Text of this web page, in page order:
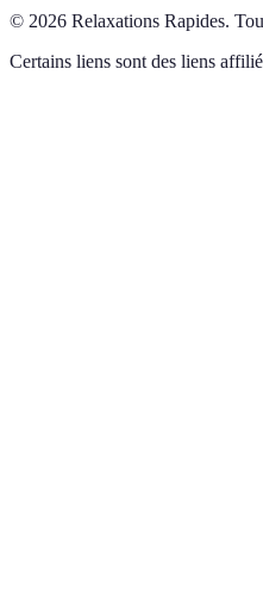
© 2026 Relaxations Rapides.
Certains liens sont des liens